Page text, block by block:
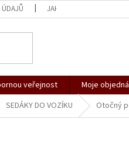
JAK NAKUPOVAT
veřejnost
Moje
SEDÁKY DO VOZÍKU Otočný